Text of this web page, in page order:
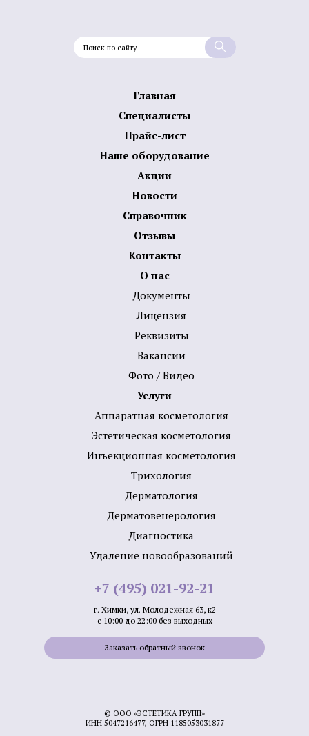
Главная
Специалисты
Прайс-лист
Наше оборудование
Акции
Новости
Справочник
Отзывы
Контакты
О нас
Документы
Лицензия
Реквизиты
Вакансии
Фото / Видео
Услуги
Аппаратная косметология
Эстетическая косметология
Инъекционная косметология
Трихология
Дермато­логия
Дерматовенерология
Диагностика
Удаление новообразований
+7 (495) 021-92-21
г. Химки, ул. Молодежная 63, к2
с 10:00 до 22:00 без выходных
Заказать обратный звонок
© ООО «ЭСТЕТИКА ГРУПП»
ИНН 5047216477, ОГРН 1185053031877